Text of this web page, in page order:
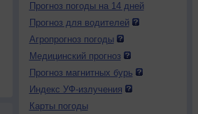
Прогноз погоды на 14 дней
Прогноз для водителей
Агропрогноз погоды
Медицинский прогноз
Прогноз магнитных бурь
Индекс УФ-излучения
Карты погоды